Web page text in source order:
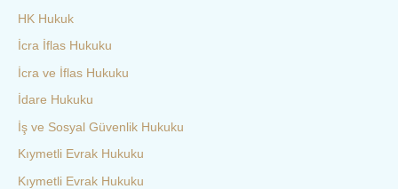
HK Hukuk
İcra İflas Hukuku
İcra ve İflas Hukuku
İdare Hukuku
İş ve Sosyal Güvenlik Hukuku
Kıymetli Evrak Hukuku
Kıymetli Evrak Hukuku